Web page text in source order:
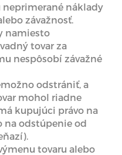
náklady
závažnosť.
namiesto
tovar za
nespôsobí závažné
odstrániť, a
mohol riadne
kupujúci právo na
na odstúpenie od
tovaru alebo